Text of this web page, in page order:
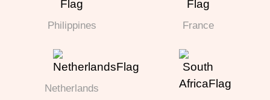
Philippines France
Netherlands